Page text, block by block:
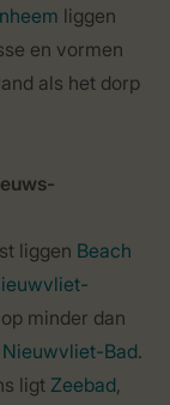
liggen
en vormen
als het dorp
liggen Beach
minder dan
Nieuwvliet-Bad.
ligt Zeebad,